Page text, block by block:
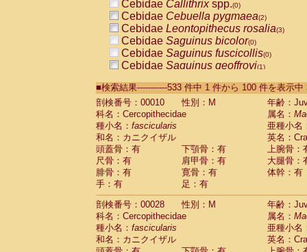
Cebidae Callithrixspp.(0)
Cebidae Cebuella pygmaea(2)
Cebidae Leontopithecus rosalia(3)
Cebidae Saguinus bicolor(0)
Cebidae Saguinus fuscicollis(0)
Cebidae Saguinus geoffroyi(1)
CebidaeSaguinus labiatus(0)
Cebidae Saguinus leucopus (4)
CebidaeSaguinus midas
CebidaeSaguinus mystax
CebidaeSaguinus nigricollis (13)
Cebidae Saguinus oedipus
Cebidae Saguinus weddelli
Cebidae Saguinusspp.
Cebidae Aotus trivirgatus
Cebidae Cebus albifrons
CebidaeCebus apella
CebidaeCebus capucinus
CebidaeCebus nigrivittatus
■検索結果-----------533 件中 1 件から 100 件を表示
剖検番号：00010
性別：M
年齢：
科名：Cercopithecidae
属名：
種小名： fascicularis
亜種小名
和名：カニクイザル
英名：
頭蓋骨：有
下顎骨：有
上腕骨：
尺骨：有
肩甲骨：有
大腿骨：
腓骨：有
寛骨：有
体幹：有
手：有
足：有
剖検番号：00028
性別：M
年齢：
科名：Cercopithecidae
属名：
種小名： fascicularis
亜種小名
和名：カニクイザル
英名：